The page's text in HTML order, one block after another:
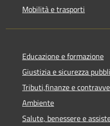
Mobilità e trasporti
Educazione e formazione
Giustizia e sicurezza
Tributi,finanze e
Ambiente
Salute, benessere e